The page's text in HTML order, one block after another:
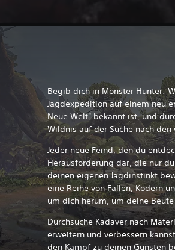
Begib dich in Monster Hunter:
Jagdexpedition auf einem neu
Neue Welt" bekannt ist, und
Wildnis auf der Suche nach
Jeder neue Feind, den du
Herausforderung dar, die nur
deinen eigenen Jagdinstinkt
eine Reihe von Fallen, Ködern
um dich herum, um deine
Durchsuche Kadaver nach
erweitern und verbessern
den Kampf zu deinen Gunsten